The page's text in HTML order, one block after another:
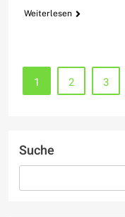
Weiterlesen
1 2 3
Suche